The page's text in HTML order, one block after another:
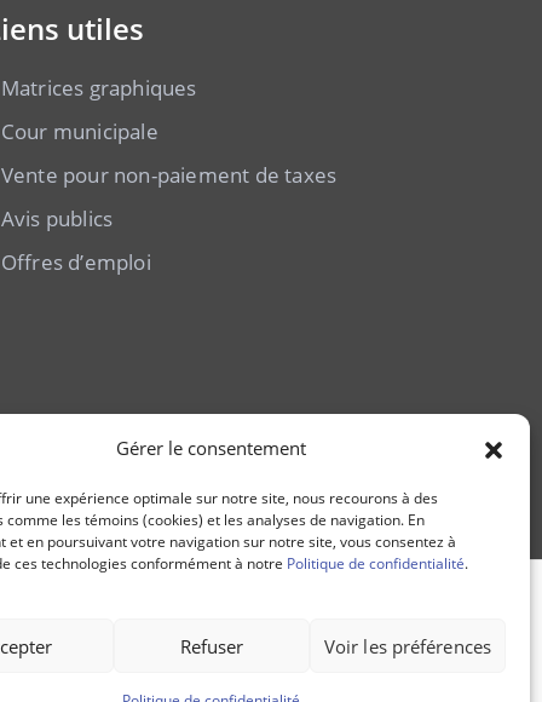
Gérer le consentement
une expérience optimale sur notre site, nous recourons à des
comme les témoins (cookies) et les analyses de navigation. En
et en poursuivant votre navigation sur notre site, vous consentez à
ces technologies conformément à notre Politique de confidentialité.
Refuser Voir les préférences
utiles
Matrices graphiques
Cour municipale
Vente pour non-paiement de taxes
Avis publics
Offres d’emploi